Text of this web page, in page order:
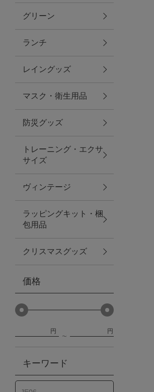
アクセサリー
ファッション雑貨
ファッショングッズ
スマホケース・アクセサリー
ポーチ
ステーショナリー
その他
紅茶・フード
防災グッズ・非常食
トレーニング
グリーン
ランチ
レイングッズ
マスク・衛生用品
防災グッズ
トレーニング・エクサ
サイズ
ヴィンテージ
ラッピングキット・梱
包用品
クリスマスグッズ
価格
円 円
キーワード